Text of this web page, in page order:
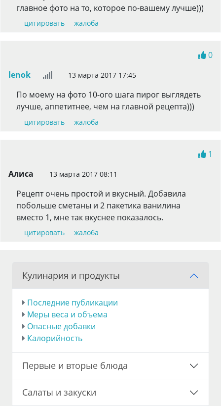
главное фото на то, которое по-вашему лучше)))
цитировать жалоба
0
lenok
13 марта 2017 17:45
По моему на фото 10-ого шага пирог выглядеть
лучше, аппетитнее, чем на главной рецепта)))
цитировать жалоба
1
Алиса
13 марта 2017 08:11
Рецепт очень простой и вкусный. Добавила
побольше сметаны и 2 пакетика ванилина
вместо 1, мне так вкуснее показалось.
цитировать жалоба
Кулинария и продукты
Последние публикации
Меры веса и объема
Опасные добавки
Калорийность
Первые и вторые блюда
Салаты и закуски